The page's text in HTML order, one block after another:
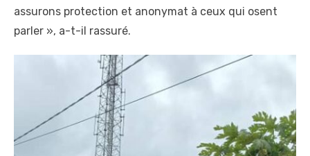
assurons protection et anonymat à ceux qui osent
parler », a-t-il rassuré.